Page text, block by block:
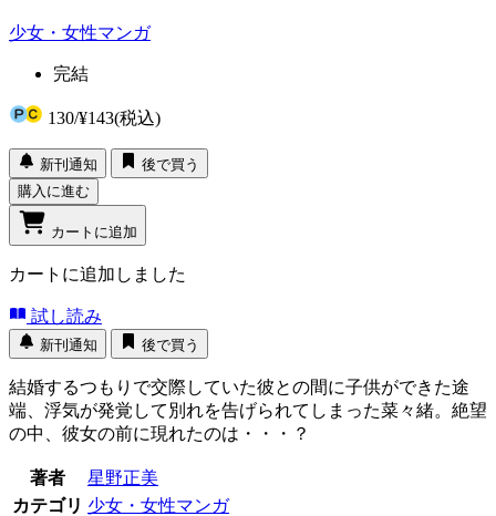
少女・女性マンガ
完結
130/¥143(税込)
新刊通知
後で買う
購入に進む
カートに追加
カートに追加しました
試し読み
新刊通知 後で買う
結婚するつもりで交際していた彼との間に子供ができた途
端、浮気が発覚して別れを告げられてしまった菜々緒。絶望
の中、彼女の前に現れたのは・・・？
著者
星野正美
カテゴリ 少女・女性マンガ